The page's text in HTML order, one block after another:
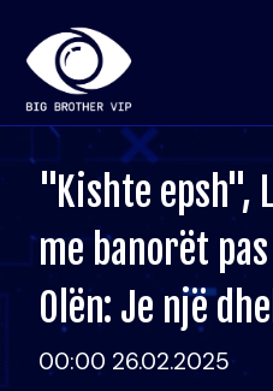
"Kishte epsh",
me banorët
Olën: Je një
00:00 26.02.2025